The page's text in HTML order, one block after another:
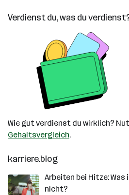
Verdienst du, was du
Wie gut verdienst du wirklich?
Gehaltsvergleich.
karriere.blog
Arbeiten bei Hitze:
nicht?